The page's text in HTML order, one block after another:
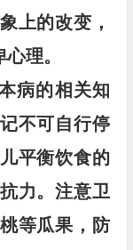
上的改变，
理。
病的相关知
不可自行停
平衡饮食的
力。注意卫
等瓜果，防